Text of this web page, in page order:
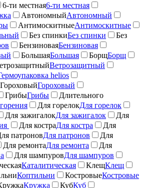
6-ти местная6-ти местная
АвтономныйАвтономный
АнтимоскитныеАнтимоскитные
Без спинкиБез спинки
Без
БензиноваяБензиновая
БольшаяБольшая БорщБорщ
Ветрозащитный
helios
ГороховыйГороховый
ГрибыГрибы
Длительного
Для горелокДля горелок
Для зажигалокДля зажигалок
Для
Для костраДля костра
Для
патроновДля патронов
Для
Для ремонтаДля ремонта
Для
Для шампуровДля шампуров
Каталитическая КлещКлещ
Коптильни КостровыеКостровые
Кружка КубКуб